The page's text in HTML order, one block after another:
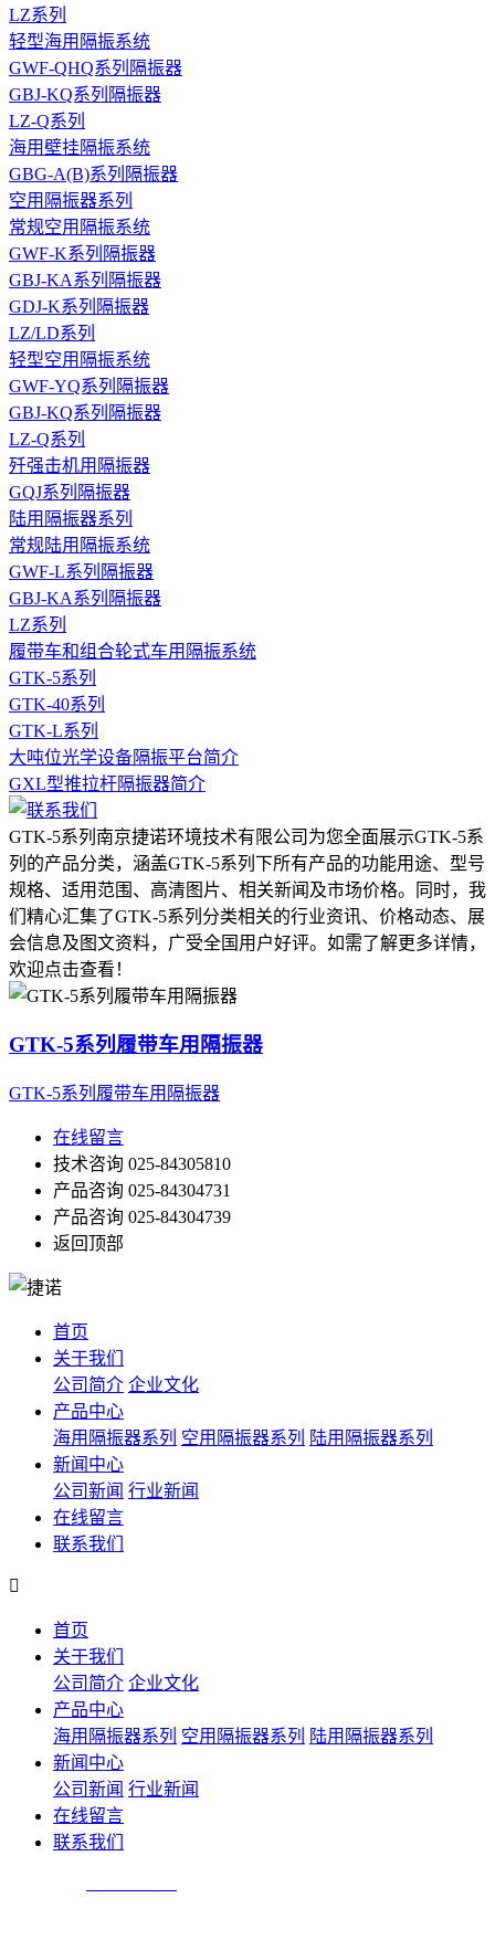
LZ系列
轻型海用隔振系统
GWF-QHQ系列隔振器
GBJ-KQ系列隔振器
LZ-Q系列
海用壁挂隔振系统
GBG-A(B)系列隔振器
空用隔振器系列
常规空用隔振系统
GWF-K系列隔振器
GBJ-KA系列隔振器
GDJ-K系列隔振器
LZ/LD系列
轻型空用隔振系统
GWF-YQ系列隔振器
GBJ-KQ系列隔振器
LZ-Q系列
歼强击机用隔振器
GQJ系列隔振器
陆用隔振器系列
常规陆用隔振系统
GWF-L系列隔振器
GBJ-KA系列隔振器
LZ系列
履带车和组合轮式车用隔振系统
GTK-5系列
GTK-40系列
GTK-L系列
大吨位光学设备隔振平台简介
GXL型推拉杆隔振器简介
GTK-5系列南京捷诺环境技术有限公司为您全面展示GTK-5系
列的产品分类，涵盖GTK-5系列下所有产品的功能用途、型号
规格、适用范围、高清图片、相关新闻及市场价格。同时，我
们精心汇集了GTK-5系列分类相关的行业资讯、价格动态、展
会信息及图文资料，广受全国用户好评。如需了解更多详情，
欢迎点击查看！
GTK-5系列履带车用隔振器
GTK-5系列履带车用隔振器
在线留言
技术咨询 025-84305810
产品咨询 025-84304731
产品咨询 025-84304739
返回顶部
首页
关于我们
公司简介 企业文化
产品中心
海用隔振器系列 空用隔振器系列 陆用隔振器系列
新闻中心
公司新闻 行业新闻
在线留言
联系我们

首页
关于我们
公司简介 企业文化
产品中心
海用隔振器系列 空用隔振器系列 陆用隔振器系列
新闻中心
公司新闻 行业新闻
在线留言
联系我们